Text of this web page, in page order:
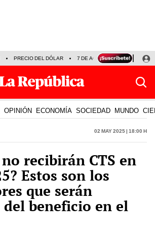
PRECIO DEL DÓLAR 7 DE AGOSTO OLLANTA
OPINIÓN ECONOMÍA SOCIEDAD MUNDO
02 May 2025 | 18:00 h
recibirán CTS en
Estos son los
que serán
beneficio en el